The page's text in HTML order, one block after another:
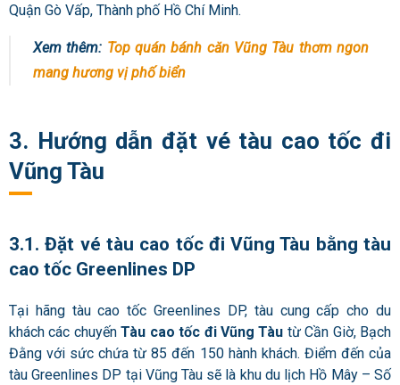
Quận Gò Vấp, Thành phố Hồ Chí Minh.
Xem thêm: Top quán bánh căn Vũng Tàu thơm ngon
mang hương vị phố biển
3. Hướng dẫn đặt vé tàu cao tốc đi
Vũng Tàu
3.1. Đặt vé tàu cao tốc đi Vũng Tàu bằng tàu
cao tốc Greenlines DP
Tại hãng tàu cao tốc Greenlines DP, tàu cung cấp cho du
khách các chuyếnTàu cao tốc đi Vũng Tàu từ Cần Giờ, Bạch
Đằng với sức chứa từ 85 đến 150 hành khách. Điểm đến của
tàu Greenlines DP tại Vũng Tàu sẽ là khu du lịch Hồ Mây – Số